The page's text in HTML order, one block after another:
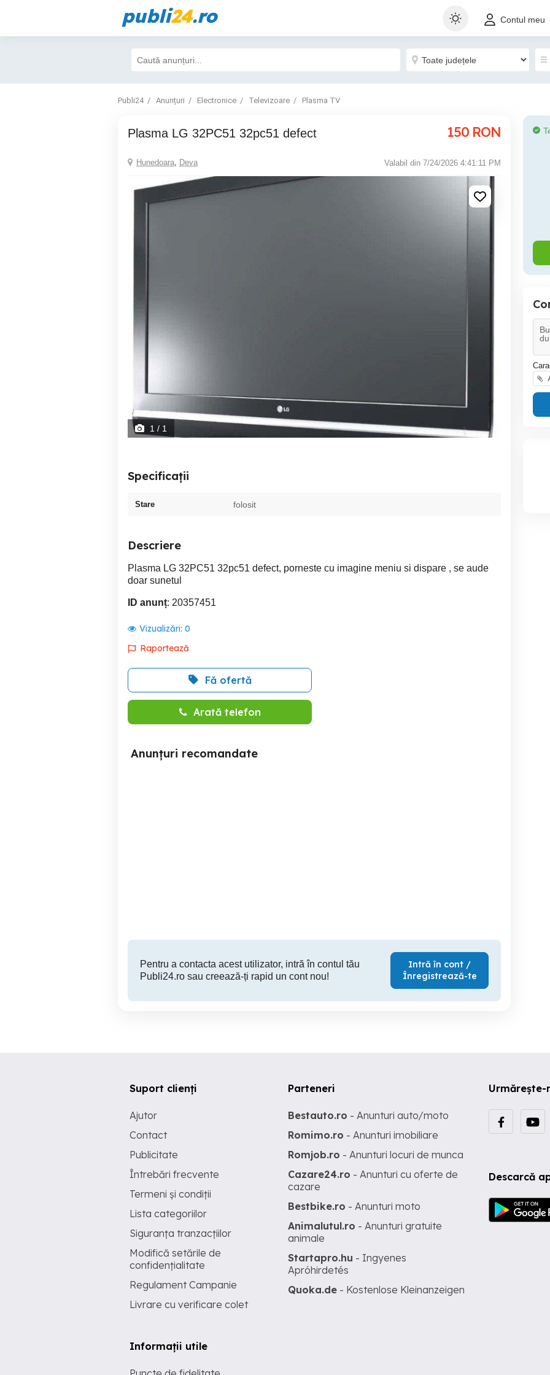
publi24.ro Contul meu
Publi24 Anunțuri Electronice Televizoare Plasma TV
Plasma LG 32PC51 32pc51 defect 150 RON
Hunedoara, Deva Valabil din 7/24/2026 4:41:11 PM
1 / 1
Specificații
Stare folosit
Descriere
Plasma LG 32PC51 32pc51 defect, porneste cu imagine meniu si dispare , se aude
doar sunetul
ID anunț: 20357451
Vizualizări: 0
Raportează
Fă ofertă
Arată telefon
Anunțuri recomandate
Pentru a contacta acest utilizator, intră în contul tău
Publi24.ro sau creează-ți rapid un cont nou!
Intră în cont /
Înregistrează-te
Urmărește-
Descarcă
Suport clienți
Ajutor
Contact
Publicitate
Întrebări frecvente
Termeni și condiții
Lista categoriilor
Siguranța tranzacțiilor
Modifică setările de
confidențialitate
Regulament Campanie
Livrare cu verificare colet
Informații utile
Parteneri
Bestauto.ro - Anunturi auto/moto
Romimo.ro - Anunturi imobiliare
Romjob.ro - Anunturi locuri de munca
Cazare24.ro - Anunturi cu oferte de
cazare
Bestbike.ro - Anunturi moto
Animalutul.ro - Anunturi gratuite
animale
Startapro.hu - Ingyenes
Apróhirdetés
Quoka.de - Kostenlose Kleinanzeigen